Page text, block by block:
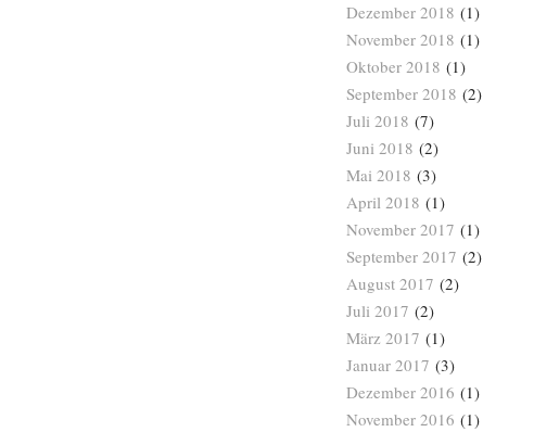
Dezember 2018 (1)
November 2018 (1)
Oktober 2018 (1)
September 2018 (2)
Juli 2018 (7)
Juni 2018 (2)
Mai 2018 (3)
April 2018 (1)
November 2017 (1)
September 2017 (2)
August 2017 (2)
Juli 2017 (2)
März 2017 (1)
Januar 2017 (3)
Dezember 2016 (1)
November 2016 (1)